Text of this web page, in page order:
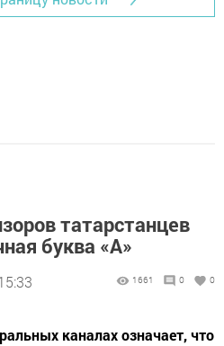
татарстанцев
буква «А»
1661 0 0
каналах означает, что